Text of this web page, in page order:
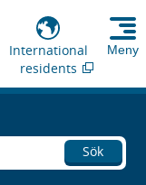
International
residents
Meny
Sök